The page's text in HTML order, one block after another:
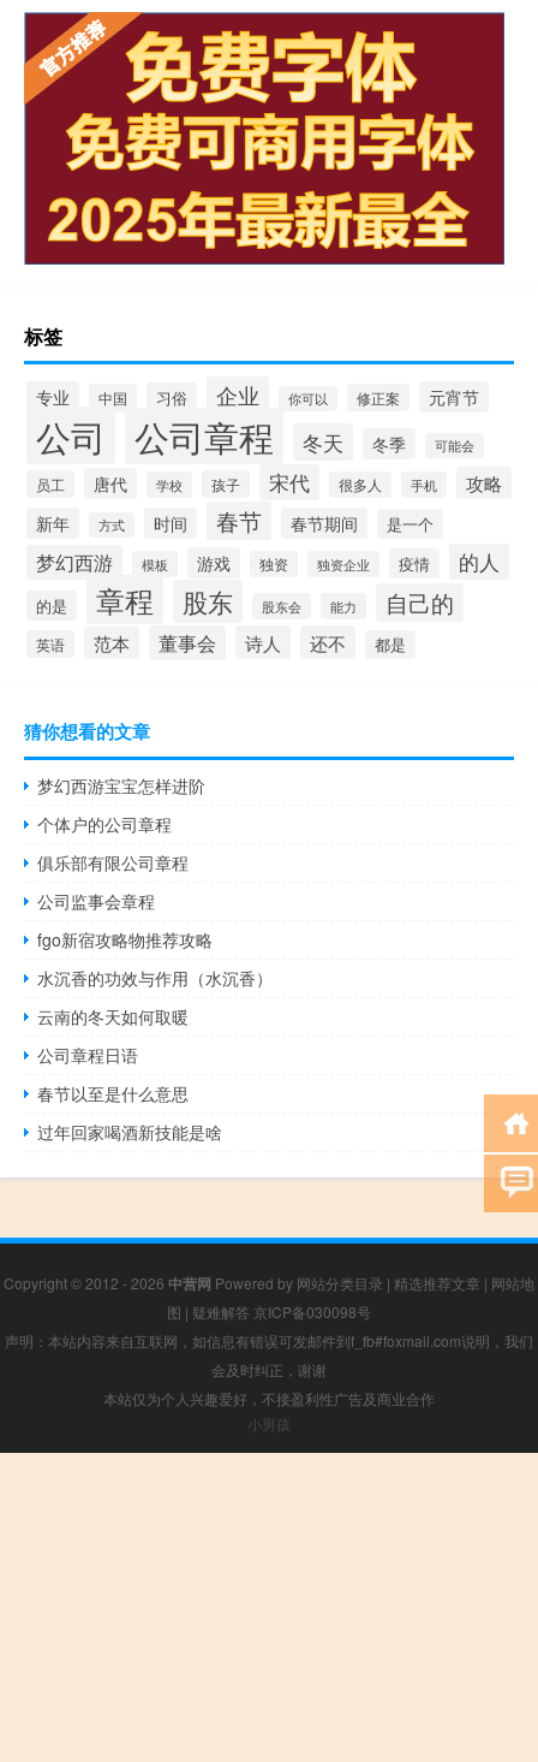
标签
专业 中国 习俗 企业 你可以 修正案 元宵节
公司 公司章程 冬天 冬季 可能会
员工 唐代 学校 孩子 宋代 很多人 手机 攻略
新年 方式 时间 春节 春节期间 是一个
梦幻西游 模板 游戏 独资 独资企业 疫情 的人
的是 章程 股东 股东会 能力 自己的
英语 范本 董事会 诗人 还不 都是
猜你想看的文章
梦幻西游宝宝怎样进阶
个体户的公司章程
俱乐部有限公司章程
公司监事会章程
fgo新宿攻略物推荐攻略
水沉香的功效与作用（水沉香）
云南的冬天如何取暖
公司章程日语
春节以至是什么意思
过年回家喝酒新技能是啥
Copyright © 2012 - 2026 中营网 Powered by 网站分类目录 | 精选推荐文章 | 网站地
图 | 疑难解答 京ICP备030098号
声明：本站内容来自互联网，如信息有错误可发邮件到f_fb#foxmail.com说明，我们
会及时纠正，谢谢
本站仅为个人兴趣爱好，不接盈利性广告及商业合作
小男孩